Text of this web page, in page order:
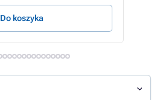
Do koszyka